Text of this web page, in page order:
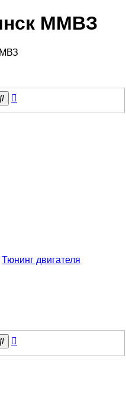
ММВЗ
Поиск
Тюнинг двигателя
Поиск